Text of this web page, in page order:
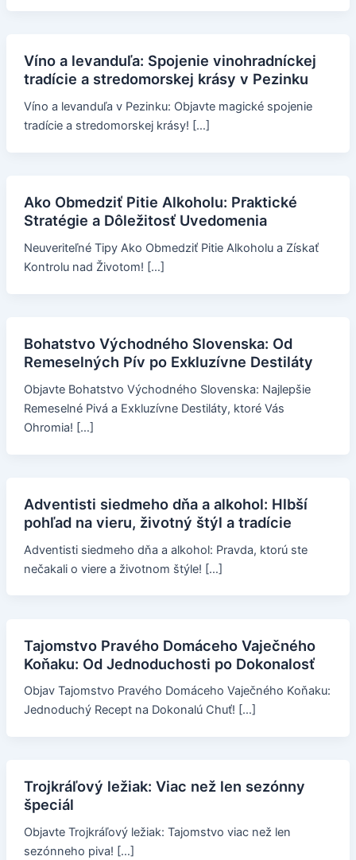
Víno a levanduľa: Spojenie vinohradníckej
tradície a stredomorskej krásy v Pezinku
Víno a levanduľa v Pezinku: Objavte magické spojenie
tradície a stredomorskej krásy! […]
Ako Obmedziť Pitie Alkoholu: Praktické
Stratégie a Dôležitosť Uvedomenia
Neuveriteľné Tipy Ako Obmedziť Pitie Alkoholu a Získať
Kontrolu nad Životom! […]
Bohatstvo Východného Slovenska: Od
Remeselných Pív po Exkluzívne Destiláty
Objavte Bohatstvo Východného Slovenska: Najlepšie
Remeselné Pivá a Exkluzívne Destiláty, ktoré Vás
Ohromia! […]
Adventisti siedmeho dňa a alkohol: Hlbší
pohľad na vieru, životný štýl a tradície
Adventisti siedmeho dňa a alkohol: Pravda, ktorú ste
nečakali o viere a životnom štýle! […]
Tajomstvo Pravého Domáceho Vaječného
Koňaku: Od Jednoduchosti po Dokonalosť
Objav Tajomstvo Pravého Domáceho Vaječného Koňaku:
Jednoduchý Recept na Dokonalú Chuť! […]
Trojkráľový ležiak: Viac než len sezónny
špeciál
Objavte Trojkráľový ležiak: Tajomstvo viac než len
sezónneho piva! […]